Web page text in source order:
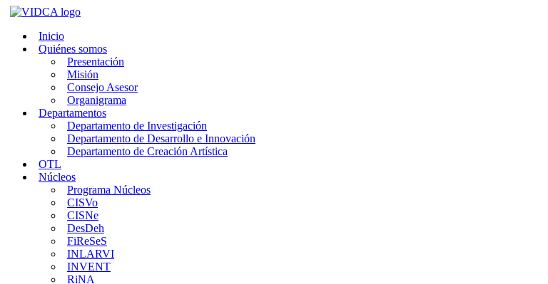
Saltar
contenidoInicio
Quiénes somos
Presentación
Misión
Consejo Asesor
Organigrama
Departamentos
Departamento de Investigación
Departamento de Desarrollo e Innovación
Departamento de Creación Artística
OTL
Núcleos
Programa Núcleos
CISVo
CISNe
DesDeh
FiReSeS
INLARVI
INVENT
RiNA